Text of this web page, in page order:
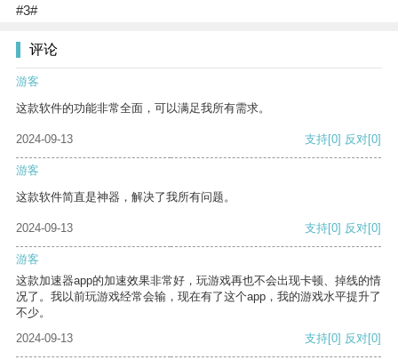
#3#
评论
游客
这款软件的功能非常全面，可以满足我所有需求。
2024-09-13 支持[0] 反对[0]
游客
这款软件简直是神器，解决了我所有问题。
2024-09-13 支持[0] 反对[0]
游客
这款加速器app的加速效果非常好，玩游戏再也不会出现卡顿、掉线的情
况了。我以前玩游戏经常会输，现在有了这个app，我的游戏水平提升了
不少。
2024-09-13
支持[0] 反对[0]